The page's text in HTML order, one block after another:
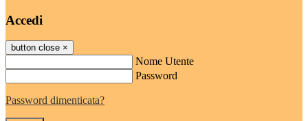
Accedi
button close ×
Nome Utente
Password
Password dimenticata?